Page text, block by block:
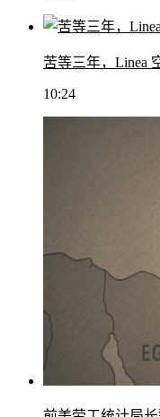
苦等三年，Linea
10:24